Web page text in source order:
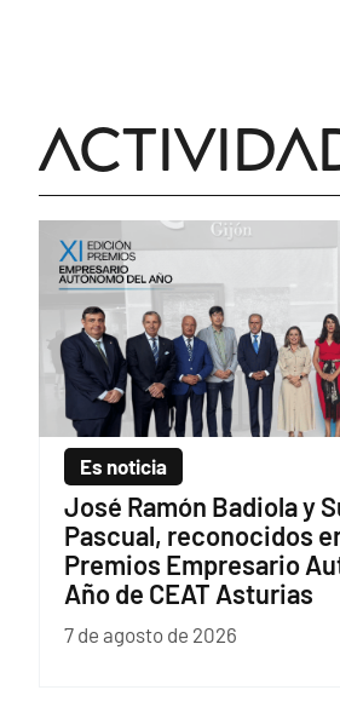
Es noticia
José Ramón Badiola y
Pascual, reconocidos
Premios Empresario
Año de CEAT Asturias
7 de agosto de 2026